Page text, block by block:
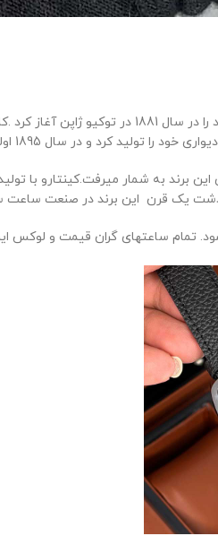
گذشت یک قرن این برند در صنعت
تمام ساعتهای گران قیمت و لوکس